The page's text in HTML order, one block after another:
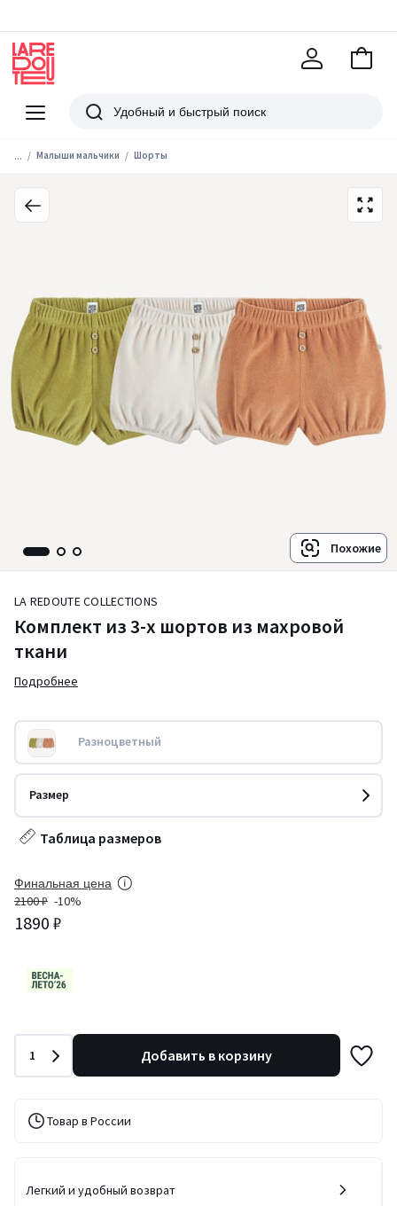
Меню
Redoute
Поиск
В
... Малыши мальчики Шорты
Похожие
LA REDOUTE COLLECTIONS
Комплект из 3-х шортов из махровой
ткани
Подробнее
Разноцветный
Размер
Таблица размеров
Финальная цена
2100 ₽ -10%
1890 ₽
Количество
1 Добавить в корзину
Товар в России
Легкий и удобный возврат